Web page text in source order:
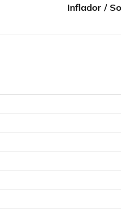
Inflador /